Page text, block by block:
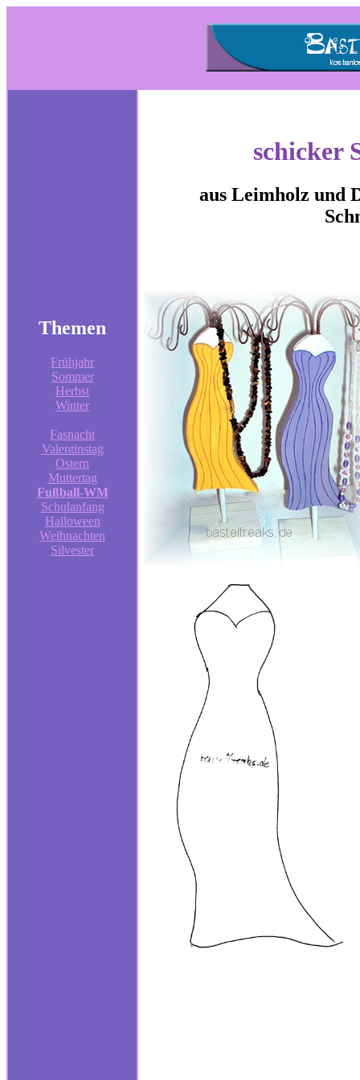
Themen
Frühjahr
Sommer
Herbst
Winter
Fasnacht
Valentinstag
Ostern
Muttertag
Fußball-WM
Schulanfang
Halloween
Weihnachten
Silvester
schicker
aus Leimholz und